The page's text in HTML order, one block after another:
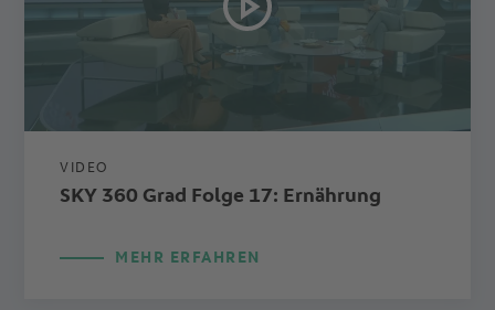
VIDEO
SKY 360 Grad Folge 17: Ernährung
MEHR ERFAHREN